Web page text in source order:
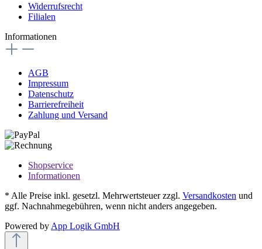
Widerrufsrecht
Filialen
Informationen
AGB
Impressum
Datenschutz
Barrierefreiheit
Zahlung und Versand
Shopservice
Informationen
* Alle Preise inkl. gesetzl. Mehrwertsteuer zzgl. Versandkosten und
ggf. Nachnahmegebühren, wenn nicht anders angegeben.
Powered by App Logik GmbH